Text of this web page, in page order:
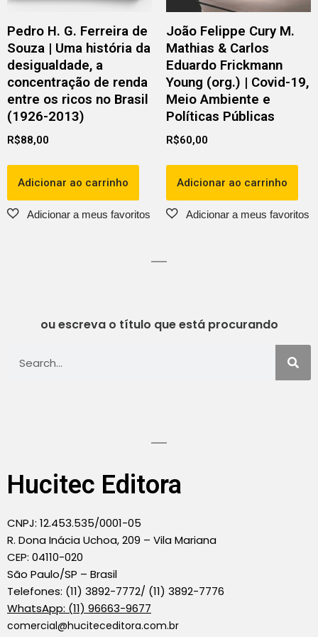
Pedro H. G. Ferreira de
Souza | Uma história da
desigualdade, a
concentração de renda
entre os ricos no Brasil
(1926-2013)
R$88,00
Adicionar ao carrinho
João Felippe Cury M.
Mathias & Carlos
Eduardo Frickmann
Young (org.) | Covid-19,
Meio Ambiente e
Políticas Públicas
R$60,00
Adicionar ao carrinho
ou escreva o título que está procurando
Hucitec Editora
CNPJ: 12.453.535/0001-05
R. Dona Inácia Uchoa, 209 – Vila Mariana
CEP: 04110-020
São Paulo/SP – Brasil
Telefones: (11) 3892-7772/ (11) 3892-7776
WhatsApp: (11) 96663-9677
comercial@huciteceditora.com.br